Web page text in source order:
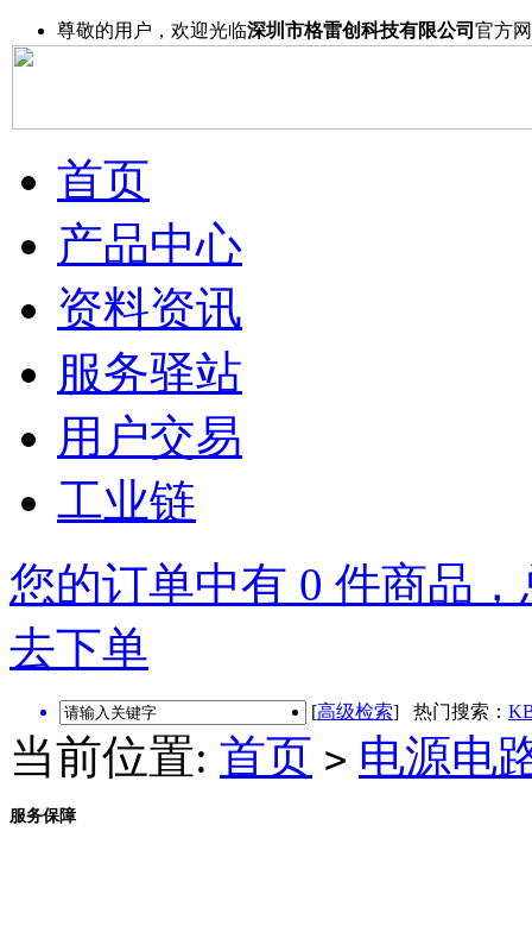
尊敬的用户，欢迎光临深圳市格雷创科技有限公司 官方
首页
产品中心
资料资讯
服务驿站
用户交易
工业链
您的订单中有 0 件商品
去下单
[高级检索] 热门搜索：
当前位置: 首页 > 电源电
服务保障